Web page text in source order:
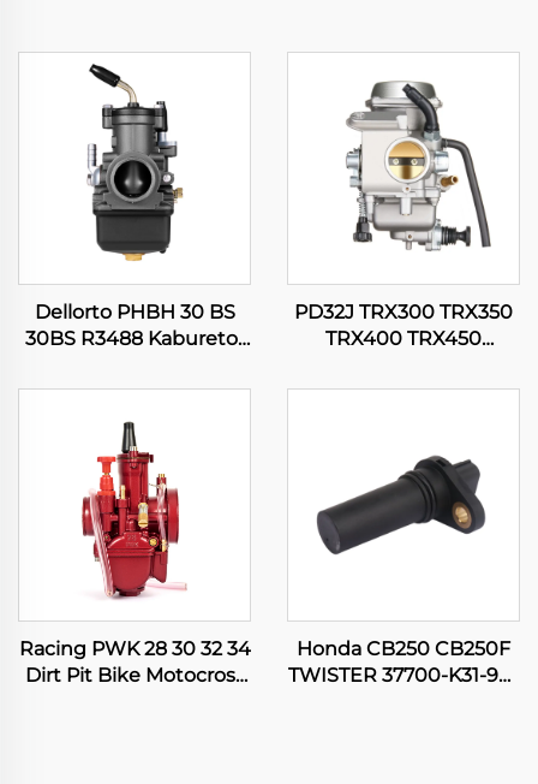
Dellorto PHBH 30 BS
30BS R3488 Kaburetor
Bike Scooter Engine
PD32J TRX300 TRX350
TRX400 TRX450
Foreman 300 350 400
Racing PWK 28 30 32 34
Dirt Pit Bike Motocross
Honda CB250 CB250F
TWISTER 37700-K31-901